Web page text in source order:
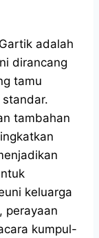
adalah
dirancang
tamu
tambahan
keluarga
perayaan
kumpul-